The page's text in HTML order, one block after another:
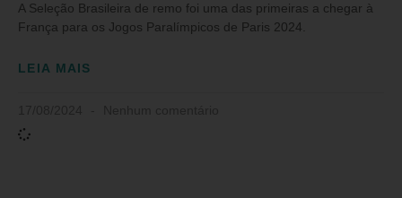
A Seleção Brasileira de remo foi uma das primeiras a chegar à
França para os Jogos Paralímpicos de Paris 2024.
LEIA MAIS